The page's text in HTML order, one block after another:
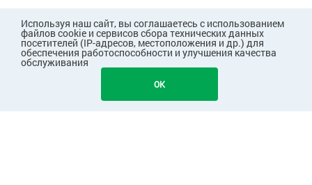
Используя наш сайт, вы соглашаетесь с использованием
файлов cookie и сервисов сбора технических данных
посетителей (IP-адресов, местоположения и др.) для
обеспечения работоспособности и улучшения качества
обслуживания
OK